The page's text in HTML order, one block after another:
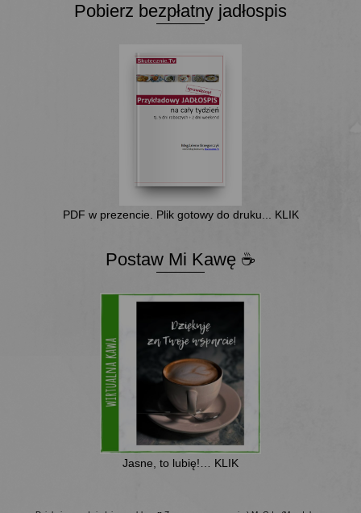
Pobierz bezpłatny jadłospis
PDF w prezencie. Plik gotowy do druku... KLIK
Postaw Mi Kawę ☕
Jasne, to lubię!… KLIK